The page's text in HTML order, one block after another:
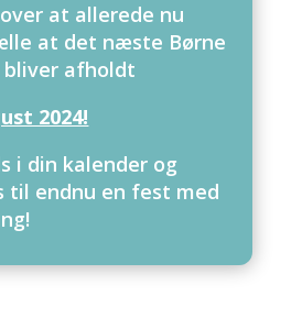
at allerede nu
at det næste Børne
bliver afholdt
2024!
i din kalender og
til endnu en fest med